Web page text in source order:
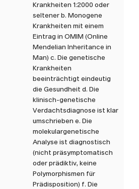
Krankheiten 1:2000 oder
seltener b. Monogene
Krankheiten mit einem
Eintrag in OMIM (Online
Mendelian Inheritance in
Man) c. Die genetische
Krankheiten
beeinträchtigt eindeutig
die Gesundheit d. Die
klinisch-genetische
Verdachtsdiagnose ist klar
umschrieben e. Die
molekulargenetische
Analyse ist diagnostisch
(nicht präsymptomatisch
oder prädiktiv, keine
Polymorphismen für
Prädisposition) f. Die